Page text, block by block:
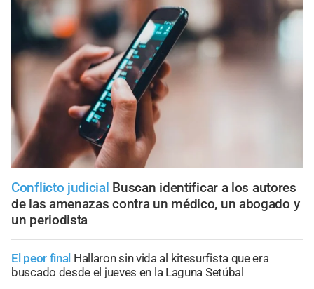
Conflicto judicial Buscan identificar a los autores
de las amenazas contra un médico, un abogado y
un periodista
El peor final Hallaron sin vida al kitesurfista que era
buscado desde el jueves en la Laguna Setúbal